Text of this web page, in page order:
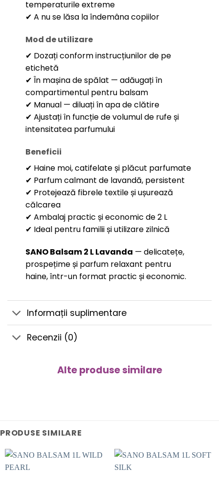
temperaturile extreme
✔ A nu se lăsa la îndemâna copiilor
Mod de utilizare
✔ Dozați conform instrucțiunilor de pe
etichetă
✔ În mașina de spălat — adăugați în
compartimentul pentru balsam
✔ Manual — diluați în apa de clătire
✔ Ajustați în funcție de volumul de rufe și
intensitatea parfumului
Beneficii
✔ Haine moi, catifelate și plăcut parfumate
✔ Parfum calmant de lavandă, persistent
✔ Protejează fibrele textile și ușurează
călcarea
✔ Ambalaj practic și economic de 2 L
✔ Ideal pentru familii și utilizare zilnică
SANO Balsam 2 L Lavanda — delicatețe,
prospețime și parfum relaxant pentru
haine, într-un format practic și economic.
Informații suplimentare
Recenzii (0)
Alte produse similare
PRODUSE SIMILARE